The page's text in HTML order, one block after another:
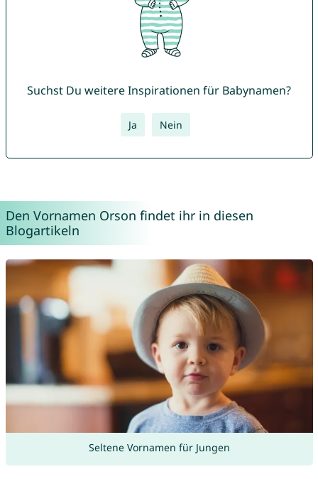
Suchst Du weitere Inspirationen für Babynamen?
Ja Nein
Den Vornamen Orson findet ihr in diesen
Blogartikeln
Seltene Vornamen für Jungen